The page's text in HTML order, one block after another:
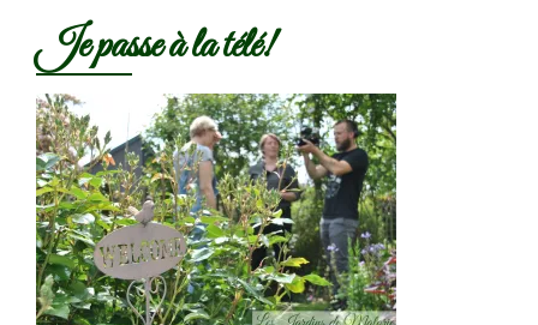
Je passe à la télé!